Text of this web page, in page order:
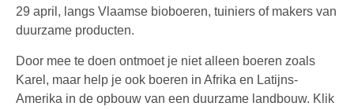
29 april, langs Vlaamse bioboeren, tuiniers of makers van
duurzame producten.
Door mee te doen ontmoet je niet alleen boeren zoals
Karel, maar help je ook boeren in Afrika en Latijns-
Amerika in de opbouw van een duurzame landbouw. Klik